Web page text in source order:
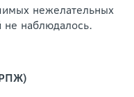
нежелательных
не наблюдалось.